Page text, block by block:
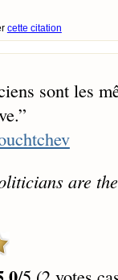
cette citation
sont les
”
are